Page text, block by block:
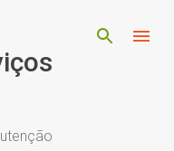
principal